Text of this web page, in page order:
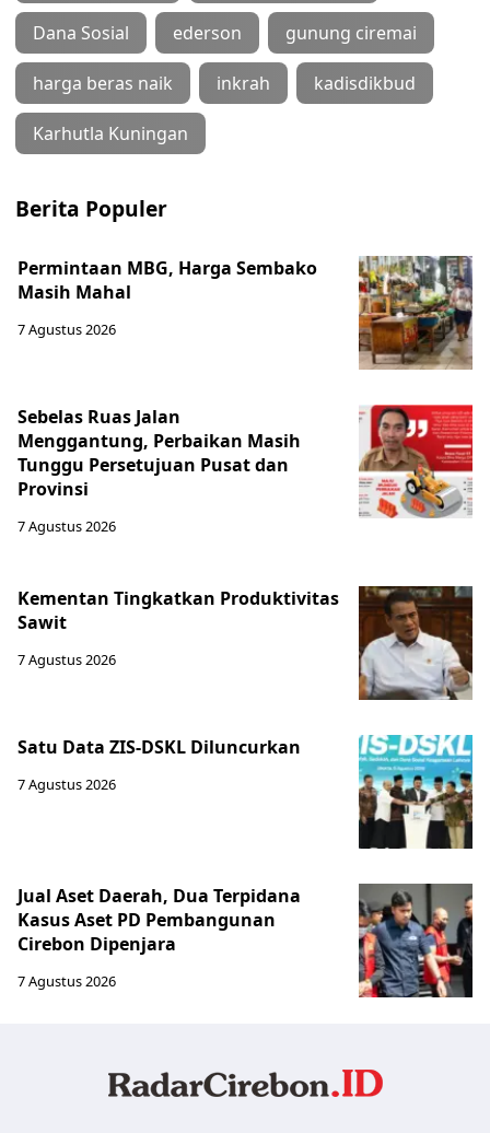
Dana Sosial ederson gunung ciremai
harga beras naik inkrah kadisdikbud
Karhutla Kuningan
Berita Populer
Permintaan MBG, Harga Sembako
Masih Mahal
7 Agustus 2026
Sebelas Ruas Jalan
Menggantung, Perbaikan Masih
Tunggu Persetujuan Pusat dan
Provinsi
7 Agustus 2026
Kementan Tingkatkan Produktivitas
Sawit
7 Agustus 2026
Satu Data ZIS-DSKL Diluncurkan
7 Agustus 2026
Jual Aset Daerah, Dua Terpidana
Kasus Aset PD Pembangunan
Cirebon Dipenjara
7 Agustus 2026